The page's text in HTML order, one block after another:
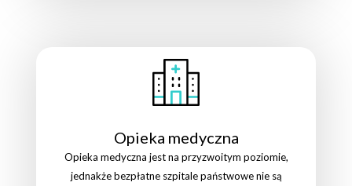
Opieka medyczna
Opieka medyczna jest na przyzwoitym poziomie,
jednakże bezpłatne szpitale państwowe nie są